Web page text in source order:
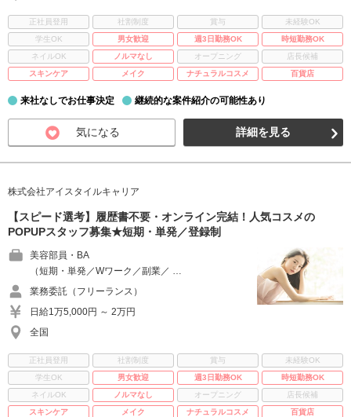
正社員登用 社割制度 賞与
未経験OK
学生OK
男女歓迎 週3日勤務OK
時短勤務OK
ネイルOK
ノルマなし オープニング
店長候補
スキンケア
メイク ナチュラルコスメ 百貨店
来社なしでお仕事決定 継続的な案件紹介の可能性あり
気になる 詳細を見る
株式会社アイスタイルキャリア
【スピード選考】履歴書不要・オンライン完結！人気コスメの
POPUPスタッフ募集★短期・単発／登録制
美容部員・BA
（短期・単発／Wワーク／副業／ …
業務委託（フリーランス）
日給1万5,000円 ～ 2万円
全国
正社員登用 社割制度 賞与
未経験OK
学生OK
男女歓迎 週3日勤務OK
時短勤務OK
ネイルOK
ノルマなし オープニング
店長候補
スキンケア
メイク ナチュラルコスメ 百貨店